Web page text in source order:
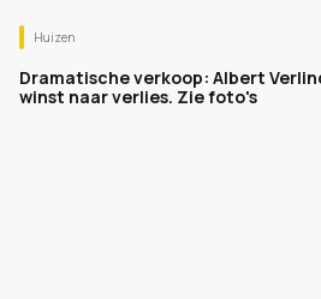
Huizen
Dramatische verkoop: Albert
winst naar verlies. Zie foto's